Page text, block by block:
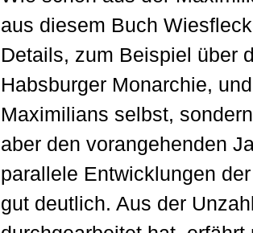
aus diesem Buch
Details, zum Beispiel über
Habsburger Monarchie,
Maximilians selbst,
aber den vorangehenden
parallele Entwicklungen
gut deutlich. Aus der